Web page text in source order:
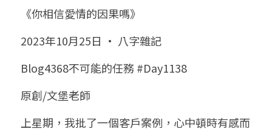
八字雜記
心靈成長
人氣最高
站長精選
臉書生活
Podcast聽書
團隊訓練營
八字視頻
陽宅視頻
線上直播
線上學苑
八字初階班1
八字初階班2
八字進階班
八字中階班
命理商城
八字完整班
《十神高階實戰錄》完整典藏版
科學八字推理PDF
我的著作
科學八字推理1
科學八字推理2
與我預約
批命預約
登錄 /註冊
《你相信愛情的因果嗎》
2023年10月25日 · 八字雜記
Blog4368不可能的任務 #Day1138
原創/文堡老師
上星期，我批了一個客戶案例，心中頓時有感而